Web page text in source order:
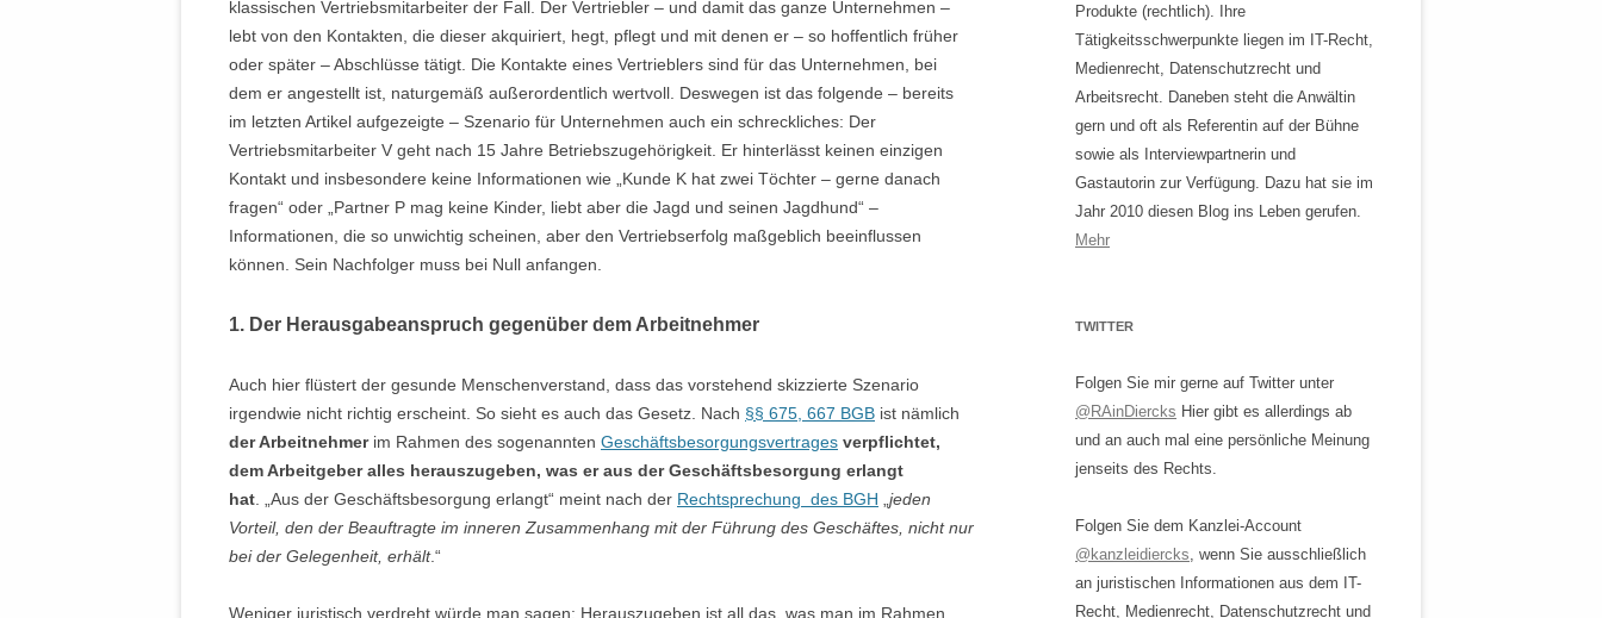
klassischen Vertriebsmitarbeiter der Fall. Der Vertriebler – und damit das ganze Unternehmen –
lebt von den Kontakten, die dieser akquiriert, hegt, pflegt und mit denen er – so hoffentlich früher
oder später – Abschlüsse tätigt. Die Kontakte eines Vertrieblers sind für das Unternehmen, bei
dem er angestellt ist, naturgemäß außerordentlich wertvoll. Deswegen ist das folgende – bereits
im letzten Artikel aufgezeigte – Szenario für Unternehmen auch ein schreckliches: Der
Vertriebsmitarbeiter V geht nach 15 Jahre Betriebszugehörigkeit. Er hinterlässt keinen einzigen
Kontakt und insbesondere keine Informationen wie „Kunde K hat zwei Töchter – gerne danach
fragen“ oder „Partner P mag keine Kinder, liebt aber die Jagd und seinen Jagdhund“ –
Informationen, die so unwichtig scheinen, aber den Vertriebserfolg maßgeblich beeinflussen
können. Sein Nachfolger muss bei Null anfangen.
1. Der Herausgabeanspruch gegenüber dem Arbeitnehmer
Auch hier flüstert der gesunde Menschenverstand, dass das vorstehend skizzierte Szenario
irgendwie nicht richtig erscheint. So sieht es auch das Gesetz. Nach §§ 675, 667 BGB ist nämlich
der Arbeitnehmerim Rahmen des sogenannten Geschäftsbesorgungsvertrages verpflichtet,
dem Arbeitgeber alles herauszugeben, was er aus der Geschäftsbesorgung erlangt
hat . „Aus der Geschäftsbesorgung erlangt“ meint nach der Rechtsprechung des BGH
jeden
Vorteil, den der Beauftragte im inneren Zusammenhang mit der Führung des Geschäftes, nicht nur
bei der Gelegenheit, erhält.“
Weniger juristisch verdreht würde man sagen: Herauszugeben ist all das, was man im Rahmen
Produkte (rechtlich). Ihre
Tätigkeitsschwerpunkte liegen im IT-Recht,
Medienrecht, Datenschutzrecht und
Arbeitsrecht. Daneben steht die Anwältin
gern und oft als Referentin auf der Bühne
sowie als Interviewpartnerin und
Gastautorin zur Verfügung. Dazu hat sie im
Jahr 2010 diesen Blog ins Leben gerufen.
Mehr
TWITTER
Folgen Sie mir gerne auf Twitter unter
@RAinDiercks Hier gibt es allerdings ab
und an auch mal eine persönliche Meinung
jenseits des Rechts.
Folgen Sie dem Kanzlei-Account
@kanzleidiercks, wenn Sie ausschließlich
an juristischen Informationen aus dem IT-
Recht, Medienrecht, Datenschutzrecht und